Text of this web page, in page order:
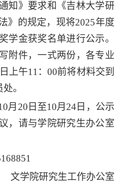
知》要求和《吉林大学研
》的规定，现将2025年度
学金获奖名单进行公示。
附件，一式两份，各专业
上午11：00前将材料交到
。
月20 日至10月24日，公示
，请与学院研究生办公室
文学院研究生工作办公室